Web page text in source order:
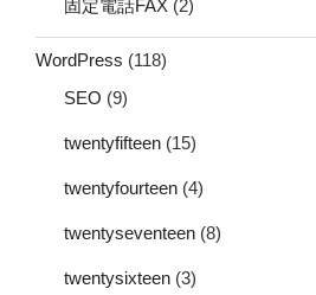
固定電話FAX (2)
WordPress (118)
SEO (9)
twentyfifteen (15)
twentyfourteen (4)
twentyseventeen (8)
twentysixteen (3)